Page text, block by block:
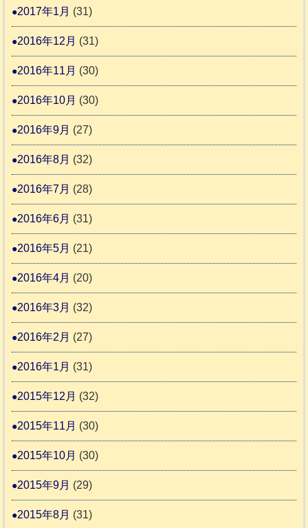
2017年1月 (31)
2016年12月 (31)
2016年11月 (30)
2016年10月 (30)
2016年9月 (27)
2016年8月 (32)
2016年7月 (28)
2016年6月 (31)
2016年5月 (21)
2016年4月 (20)
2016年3月 (32)
2016年2月 (27)
2016年1月 (31)
2015年12月 (32)
2015年11月 (30)
2015年10月 (30)
2015年9月 (29)
2015年8月 (31)